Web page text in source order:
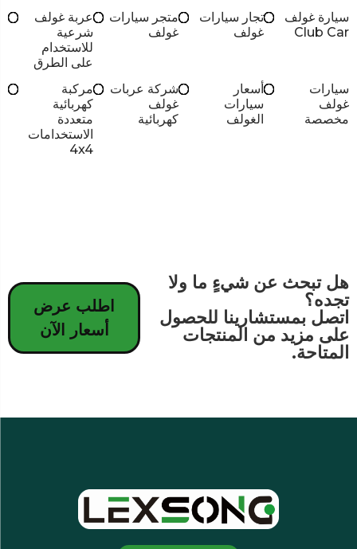
سيارة غولف
Club Car
تجار سيارات
غولف
متجر سيارات
غولف
عربة غولف
شرعية
للاستخدام
على الطرق
سيارات
غولف
مخصصة
أسعار
سيارات
الغولف
شركة عربات
غولف
كهربائية
مركبة
كهربائية
متعددة
الاستخدامات
4x4
هل تبحث عن شيءٍ ما ولا
تجده؟
اتصل بمستشارينا للحصول
على مزيد من المنتجات
المتاحة.
اطلب عرض
أسعار الآن